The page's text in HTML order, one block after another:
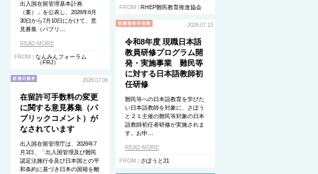
FROM | RHEP難民教育推進協会
出入国在留管理基本計画
（案）」を公表し、2026年6月
30日から7月10日にかけて、意
見募集（パブリ…
READ MORE
FROM | なんみんフォーラム
（FRJ）
2026.07.13
令和8年度 現職日本語
教員研修プログラム開
発・実施事業 難民等
に対する日本語教師初
任研修
難民等への日本語教育を学びた
い日本語教師を対象に、さぽう
と２１主催の難民等対象の日本
語教師初任者研修が実施されま
す。お申…
READ MORE
FROM | さぽうと21
2026.07.06
在留許可手数料の変更
に関する意見募集（パ
ブリックコメント）が
なされています
出入国在留管理庁は、2026年7
月3日、「出入国管理及び難民
認定法施行令及び日本国との平
和条約に基づき日本の国籍を離